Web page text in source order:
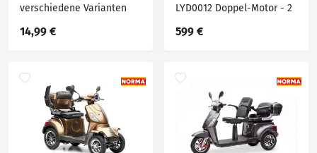
verschiedene Varianten
14,99 €
LYD0012 Doppel-Motor - 2
599 €